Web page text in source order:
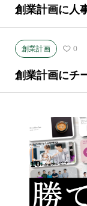
創業計画に人
創業計画 0
創業計画にチ